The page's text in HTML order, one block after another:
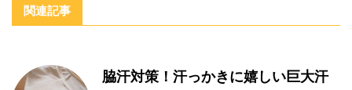
関連記事
脇汗対策！汗っかきに嬉しい巨大汗